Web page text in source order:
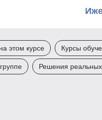
этом курсе Курсы
Решения